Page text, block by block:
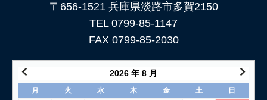
〒656-1521 兵庫県淡路市多賀2150
TEL 0799-85-1147
FAX 0799-85-2030
2026 年 8 月
月 火 水 木 金 土 日